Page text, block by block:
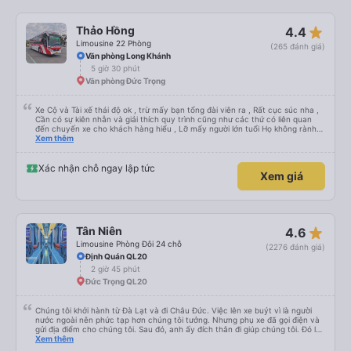
mình cứ phải mang cái mền mỏng để lót nằm. Chúc hãng xe luôn suôn sẻ
,thượng lộ bình an Hẹn gặp lại chuyến 5 giờ sáng mai
Thảo Hồng
Limousine 22 Phòng
4.4 star_rate
(265 đánh giá)
Văn phòng Long Khánh
5 giờ 30 phút
Văn phòng Đức Trọng
Xe Cộ và Tài xế thái độ ok , trừ mấy bạn tổng đài viên ra , Rất cục súc nha ,
Cần có sự kiên nhẫn và giải thích quy trình cũng như các thứ có liên quan
đến chuyến xe cho khách hàng hiểu , Lỡ mấy người lớn tuổi Họ không rành
công nghệ , đặt xe mà tụi em nói giọng đó , không ai đi đâu ! xin góp ý ,
Xem thêm
Xác nhận chỗ ngay lập tức
Xem giá
Tân Niên
Limousine Phòng Đôi 24 chỗ
4.6 star_rate
(2276 đánh giá)
Định Quán QL20
2 giờ 45 phút
Đức Trọng QL20
Chúng tôi khởi hành từ Đà Lạt và đi Châu Đức. Việc lên xe buýt vì là người
nước ngoài nên phức tạp hơn chúng tôi tưởng. Nhưng phụ xe đã gọi điện và
gửi địa điểm cho chúng tôi. Sau đó, anh ấy đích thân đi giúp chúng tôi. Đó là
lần đầu tiên đi xe giường nằm với hai đứa trẻ nhỏ khá thú vị. Chúng tôi không
Xem thêm